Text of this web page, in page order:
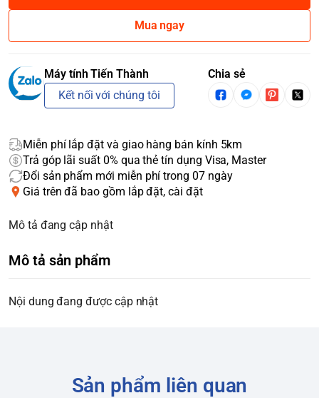
Mua ngay
Máy tính Tiến Thành
Kết nối với chúng tôi
Chia sẻ
Miễn phí lắp đặt và giao hàng bán kính 5km
Trả góp lãi suất 0% qua thẻ tín dụng Visa, Master
Đổi sản phẩm mới miễn phí trong 07 ngày
Giá trên đã bao gồm lắp đặt, cài đặt
Mô tả đang cập nhật
Mô tả sản phẩm
Nội dung đang được cập nhật
Sản phẩm liên quan